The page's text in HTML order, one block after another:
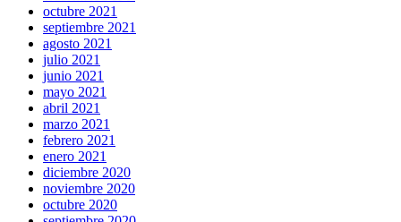
octubre 2021
septiembre 2021
agosto 2021
julio 2021
junio 2021
mayo 2021
abril 2021
marzo 2021
febrero 2021
enero 2021
diciembre 2020
noviembre 2020
octubre 2020